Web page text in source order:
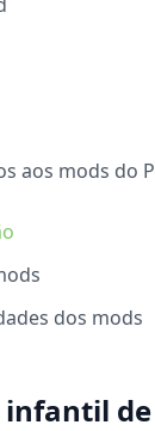
aos mods do
dos mods